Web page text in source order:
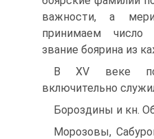
важности, а
принимаем
звание боярина из
В XV веке
включительно
Бороздины и кн.
Морозовы,